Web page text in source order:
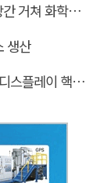
찰나에 식어버리는‘핫 전자’ 에너지, 망간 거쳐 화학반응에 쓴다
생산
KAIST, 늘려도 고화질 그대로인 신축 디스플레이 핵심기술 개발​